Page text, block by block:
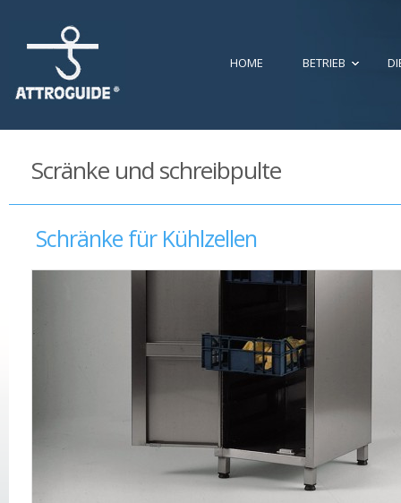
HOME BETRIEB
Scränke und schreibpulte
Schränke für Kühlzellen